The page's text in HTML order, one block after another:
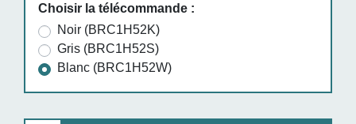
Choisir la télécommande :
Noir (BRC1H52K)
Gris (BRC1H52S)
Blanc (BRC1H52W)